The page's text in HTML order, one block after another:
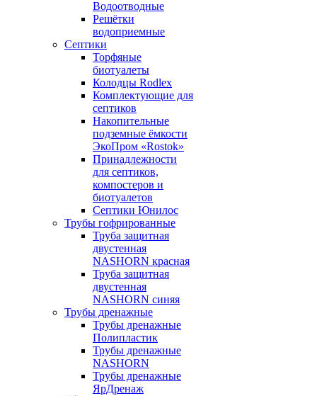
Водоотводные
Решётки
водоприемные
Септики
Торфяные
биотуалеты
Колодцы Rodlex
Комплектующие для
септиков
Накопительные
подземные ёмкости
ЭкоПром «Rostok»
Принадлежности
для септиков,
компостеров и
биотуалетов
Септики Юнилос
Трубы гофрированные
Труба защитная
двустенная
NASHORN красная
Труба защитная
двустенная
NASHORN синяя
Трубы дренажные
Трубы дренажные
Полипластик
Трубы дренажные
NASHORN
Трубы дренажные
ЯрДренаж